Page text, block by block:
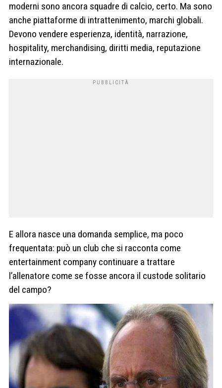
moderni sono ancora squadre di calcio, certo. Ma sono
anche piattaforme di intrattenimento, marchi globali.
Devono vendere esperienza, identità, narrazione,
hospitality, merchandising, diritti media, reputazione
internazionale.
E allora nasce una domanda semplice, ma poco
frequentata: può un club che si racconta come
entertainment company continuare a trattare
l’allenatore come se fosse ancora il custode solitario
del campo?